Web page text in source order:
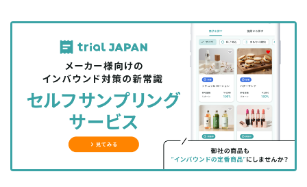
記
を
シ
ェ
る
記
事
を
シ
ェ
ア
す
る
な
ッ
ク
マ
に
記
事
を
購
読
す
る
マ
ガ
登
録
す
る